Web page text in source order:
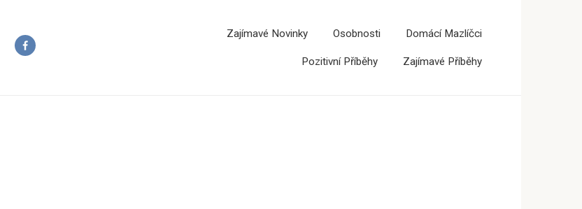
Zajímavé Novinky Osobnosti Domácí Mazlíčci
Pozitivní Příběhy Zajímavé Příběhy